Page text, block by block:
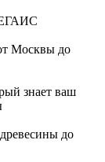
ЕГАИС
Москвы до
знает ваш
до